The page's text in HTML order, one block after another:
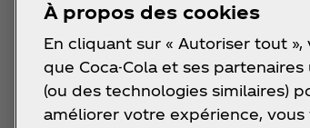
À propos des cookies
En cliquant sur « Autoriser tout »,
que Coca-Cola et ses
(ou des technologies similaires)
améliorer votre expérience,